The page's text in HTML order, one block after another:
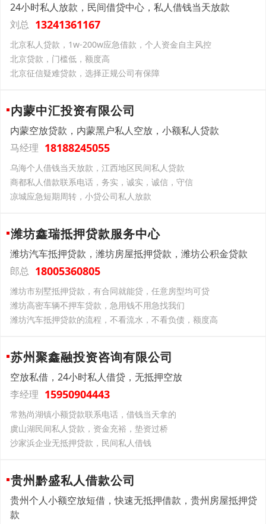
24小时私人放款，民间借贷中心，私人借钱当天放款
刘总 13241361167
北京私人贷款，1w-200w应急借款，个人资金自主风控
北京贷款，门槛低，额度高
北京征信疑难贷款，选择正规公司有保障
内蒙中汇投资有限公司
内蒙空放贷款，内蒙黑户私人空放，小额私人贷款
马经理 18188245055
乌海个人借钱当天放款，江西地区民间私人贷款
商都私人借款联系电话，务实，诚实，诚信，守信
凉城应急短期周转，小贷公司私人放款
潍坊鑫瑞抵押贷款服务中心
潍坊汽车抵押贷款，潍坊房屋抵押贷款，潍坊公积金贷款
郎总 18005360805
潍坊市别墅抵押贷款，有合同就能贷，任意房型均可贷
潍坊高密车辆不押车贷款，急用钱不用急找我们
潍坊汽车抵押贷款的流程，不看流水，不看负债，额度高
苏州聚鑫融投资咨询有限公司
空放私借，24小时私人借贷，无抵押空放
李经理 15950904443
常熟尚湖镇小额贷款联系电话，借钱当天拿的
虞山湖民间私人贷款，资金充裕，垫资过桥
沙家浜企业无抵押贷款，民间私人借钱
贵州黔盛私人借款公司
贵州个人小额空放短借，快速无抵押借款，贵州房屋抵押贷
款